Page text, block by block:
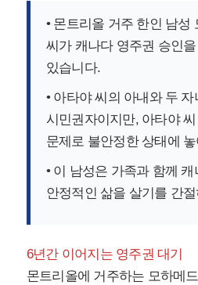
• 몬트리올 거주 한인 남성
씨가 캐나다 영주권 승인
있습니다.
• 아타야 씨의 아내와 두
시민권자이지만, 아타야
문제로 불안정한 상태에
• 이 남성은 가족과 함께
안정적인 삶을 살기를 간
6년간 이어지는 영주권 대기
몬트리올에 거주하는 모하메